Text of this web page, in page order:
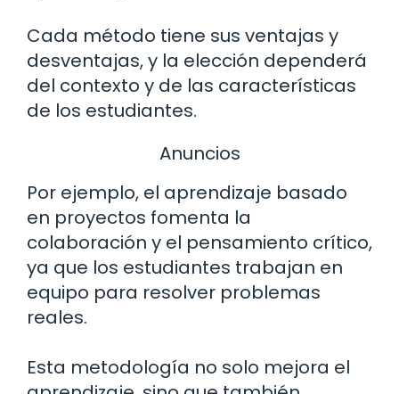
Cada método tiene sus ventajas y
desventajas, y la elección dependerá
del contexto y de las características
de los estudiantes.
Anuncios
Por ejemplo, el aprendizaje basado
en proyectos fomenta la
colaboración y el pensamiento crítico,
ya que los estudiantes trabajan en
equipo para resolver problemas
reales.
Esta metodología no solo mejora el